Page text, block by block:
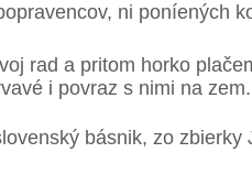
ni poníených
rad a pritom horko
i povraz s nimi na zem.
básnik, zo